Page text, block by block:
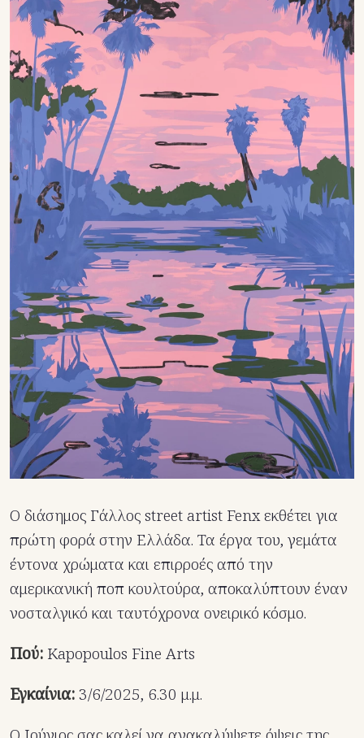
Ο διάσημος Γάλλος street artist Fenx εκθέτει για
πρώτη φορά στην Ελλάδα. Τα έργα του, γεμάτα
έντονα χρώματα και επιρροές από την
αμερικανική ποπ κουλτούρα, αποκαλύπτουν έναν
νοσταλγικό και ταυτόχρονα ονειρικό κόσμο.
Πού: Kapopoulos Fine Arts
Εγκαίνια: 3/6/2025, 6.30 μ.μ.